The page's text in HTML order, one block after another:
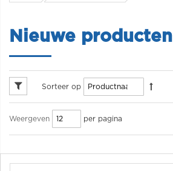
Nieuwe producten
Sorteer op
Weergeven per pagina